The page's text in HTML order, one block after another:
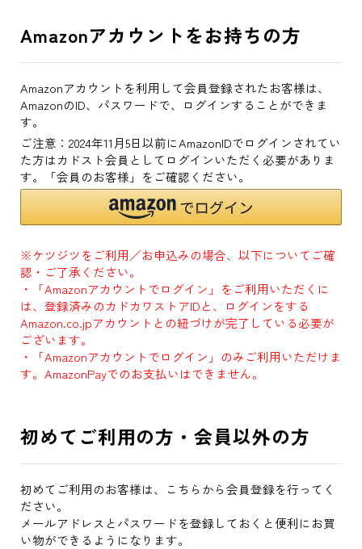
Amazonアカウントをお持ちの方
Amazonアカウントを利用して会員登録されたお客様は、
AmazonのID、パスワードで、ログインすることができま
す。
ご注意：2024年11月5日以前にAmazonIDでログインされてい
た方はカドスト会員としてログインいただく必要がありま
す。「会員のお客様」をご確認ください。
※ケツジツをご利用／お申込みの場合、以下についてご確
認・ご了承ください。
・「Amazonアカウントでログイン」をご利用いただくに
は、登録済みのカドカワストアIDと、ログインをする
Amazon.co.jpアカウントとの紐づけが完了している必要が
ございます。
・「Amazonアカウントでログイン」のみご利用いただけま
す。AmazonPayでのお支払いはできません。
初めてご利用の方・会員以外の方
初めてご利用のお客様は、こちらから会員登録を行ってく
ださい。
メールアドレスとパスワードを登録しておくと便利にお買
い物ができるようになります。